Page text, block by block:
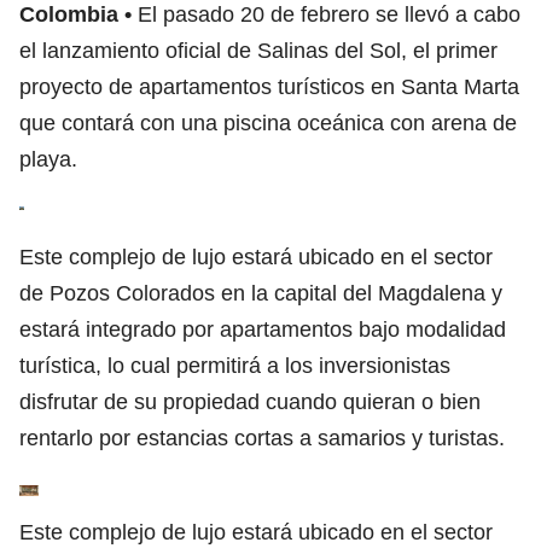
Colombia
El pasado 20 de febrero se llevó a cabo
el lanzamiento oficial de Salinas del Sol, el primer
proyecto de apartamentos turísticos en Santa Marta
que contará con una piscina oceánica con arena de
playa.
Este complejo de lujo estará ubicado en el sector
de Pozos Colorados en la capital del Magdalena y
estará integrado por apartamentos bajo modalidad
turística, lo cual permitirá a los inversionistas
disfrutar de su propiedad cuando quieran o bien
rentarlo por estancias cortas a samarios y turistas.
Este complejo de lujo estará ubicado en el sector